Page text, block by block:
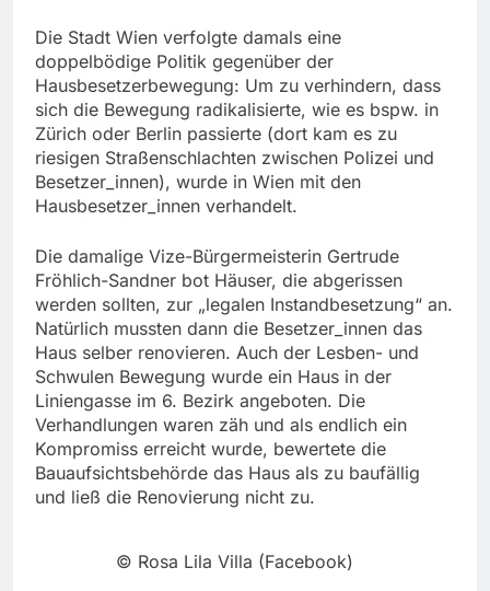
Die Stadt Wien verfolgte damals eine
doppelbödige Politik gegenüber der
Hausbesetzerbewegung: Um zu verhindern, dass
sich die Bewegung radikalisierte, wie es bspw. in
Zürich oder Berlin passierte (dort kam es zu
riesigen Straßenschlachten zwischen Polizei und
Besetzer_innen), wurde in Wien mit den
Hausbesetzer_innen verhandelt.
Die damalige Vize-Bürgermeisterin Gertrude
Fröhlich-Sandner bot Häuser, die abgerissen
werden sollten, zur „legalen Instandbesetzung“ an.
Natürlich mussten dann die Besetzer_innen das
Haus selber renovieren. Auch der Lesben- und
Schwulen Bewegung wurde ein Haus in der
Liniengasse im 6. Bezirk angeboten. Die
Verhandlungen waren zäh und als endlich ein
Kompromiss erreicht wurde, bewertete die
Bauaufsichtsbehörde das Haus als zu baufällig
und ließ die Renovierung nicht zu.
© Rosa Lila Villa (Facebook)